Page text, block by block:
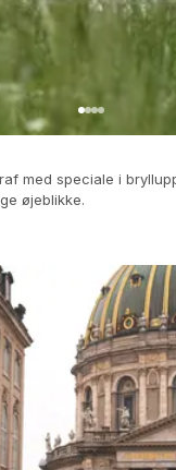
med speciale i
øjeblikke.